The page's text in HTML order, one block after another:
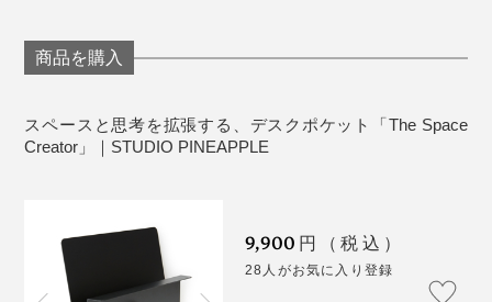
ブルに取り付けてもなにかと便利。
在宅ワークの資料やPC、読みかけの本や雑誌、子ども
の宿題など、テーブルを空けたい時に瞬時に片づけら
く、そのサイズも位置もまちまち。幅広いデスクに、フ
なかなか見つからない。
着きました。
一見なんてことないように見えるかもしれませんが、こ
商品を購入
スペースと思考を拡張する、デスクポケット「The Space
Creator」｜STUDIO PINEAPPLE
9,900 円（税込）
28人がお気に入り登録